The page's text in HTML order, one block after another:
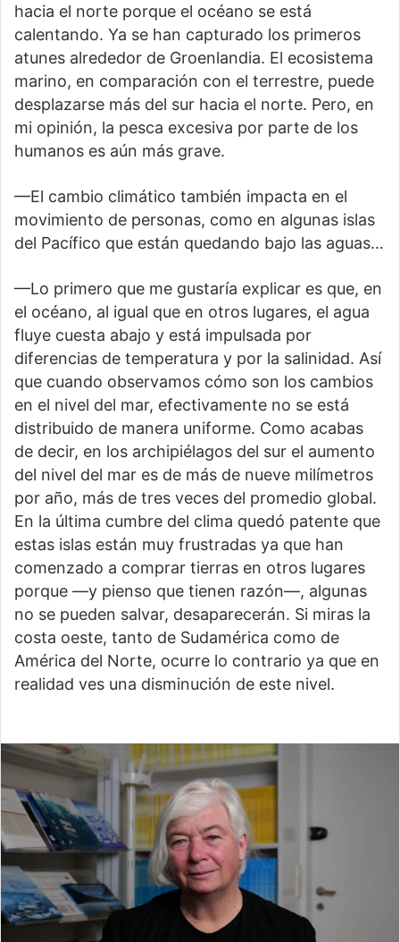
hacia el norte porque el océano se está
calentando. Ya se han capturado los primeros
atunes alrededor de Groenlandia. El ecosistema
marino, en comparación con el terrestre, puede
desplazarse más del sur hacia el norte. Pero, en
mi opinión, la pesca excesiva por parte de los
humanos es aún más grave.
—El cambio climático también impacta en el
movimiento de personas, como en algunas islas
del Pacífico que están quedando bajo las aguas…
—Lo primero que me gustaría explicar es que, en
el océano, al igual que en otros lugares, el agua
fluye cuesta abajo y está impulsada por
diferencias de temperatura y por la salinidad. Así
que cuando observamos cómo son los cambios
en el nivel del mar, efectivamente no se está
distribuido de manera uniforme. Como acabas
de decir, en los archipiélagos del sur el aumento
del nivel del mar es de más de nueve milímetros
por año, más de tres veces del promedio global.
En la última cumbre del clima quedó patente que
estas islas están muy frustradas ya que han
comenzado a comprar tierras en otros lugares
porque —y pienso que tienen razón—, algunas
no se pueden salvar, desaparecerán. Si miras la
costa oeste, tanto de Sudamérica como de
América del Norte, ocurre lo contrario ya que en
realidad ves una disminución de este nivel.